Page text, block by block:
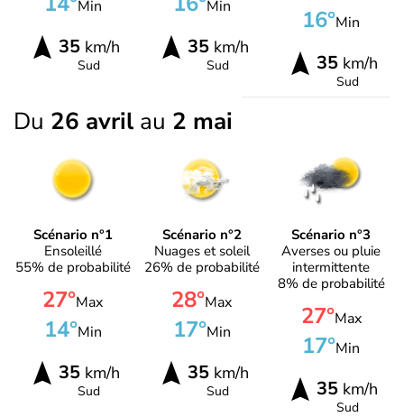
Min
35km/h
Sud
Min
35km/h
Sud
16°Min
35 km/h
Sud
Du 26 avril au 2 mai
Scénario n°1
Ensoleillé
55% de probabilité
27°Max
14°Min
35km/h
Sud
Scénario n°2
Nuages et soleil
26% de probabilité
28°Max
17°Min
35km/h
Sud
Scénario n°3
Averses ou pluie
intermittente
8% de probabilité
27°Max
17°Min
35 km/h
Sud